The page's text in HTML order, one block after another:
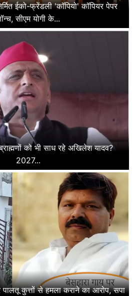
ईको-फ्रेंडली 'कॉपियो' कॉपियर पेपर
सीएम योगी के...
को भी साध रहे अखिलेश यादव?
2027...
कुत्तों से हमला कराने का आरोप, सपा